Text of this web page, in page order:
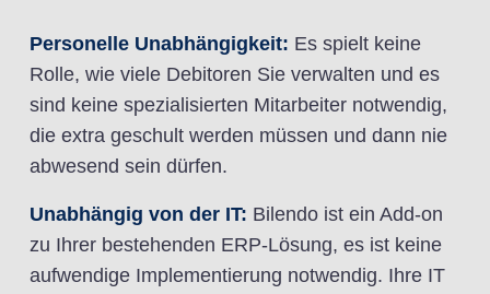
Personelle Unabhängigkeit: Es spielt keine
Rolle, wie viele Debitoren Sie verwalten und es
sind keine spezialisierten Mitarbeiter notwendig,
die extra geschult werden müssen und dann nie
abwesend sein dürfen.
Unabhängig von der IT: Bilendo ist ein Add-on
zu Ihrer bestehenden ERP-Lösung, es ist keine
aufwendige Implementierung notwendig. Ihre IT